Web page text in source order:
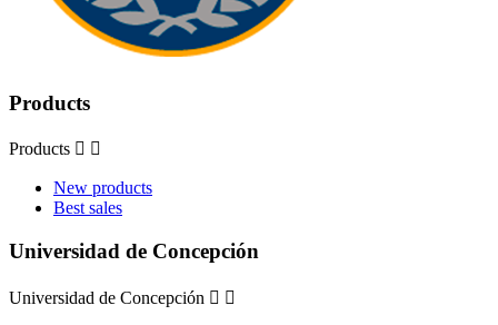
Products
Products  
New products
Best sales
Universidad de Concepción
Universidad de Concepción  